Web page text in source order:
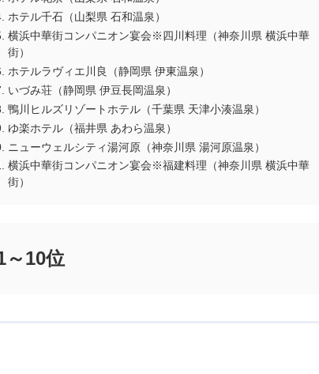
ホテル千石（山梨県 石和温泉）
横浜中華街コンパニオン宴会※四川料理（神奈川県 横浜中華
街）
ホテルラヴィエ川良（静岡県 伊東温泉）
いづみ荘（静岡県 伊豆長岡温泉）
鴨川ヒルズリゾートホテル（千葉県 天津小湊温泉）
ゆ楽ホテル（福井県 あわら温泉）
ニューウェルシティ湯河原（神奈川県 湯河原温泉）
横浜中華街コンパニオン宴会※福建料理（神奈川県 横浜中華
街）
10位